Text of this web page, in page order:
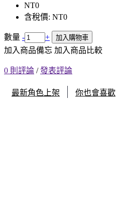
NT0
含稅價: NT0
數量 - + 加入購物車
加入商品備忘 加入商品比較
0 則評論 /發表評論
最新角色上架 你也會喜歡